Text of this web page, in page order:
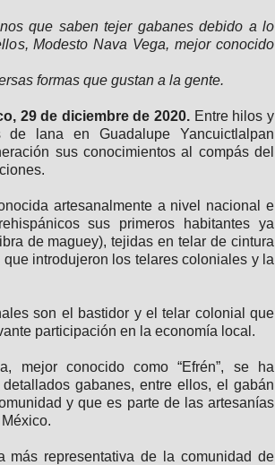
que saben tejer gabanes debido a lo
Modesto Nava Vega, mejor conocido
formas que gustan a la gente.
29 de diciembre de 2020. Entre hilos y
lana en Guadalupe Yancuictlalpan
sus conocimientos al compás del
artesanalmente a nivel nacional e
sus primeros habitantes ya
de maguey), tejidas en telar de cintura
introdujeron los telares coloniales y la
son el bastidor y el telar colonial que
participación en la economía local.
mejor conocido como “Efrén”, se ha
gabanes, entre ellos, el gabán
y que es parte de las artesanías
más representativa de la comunidad de